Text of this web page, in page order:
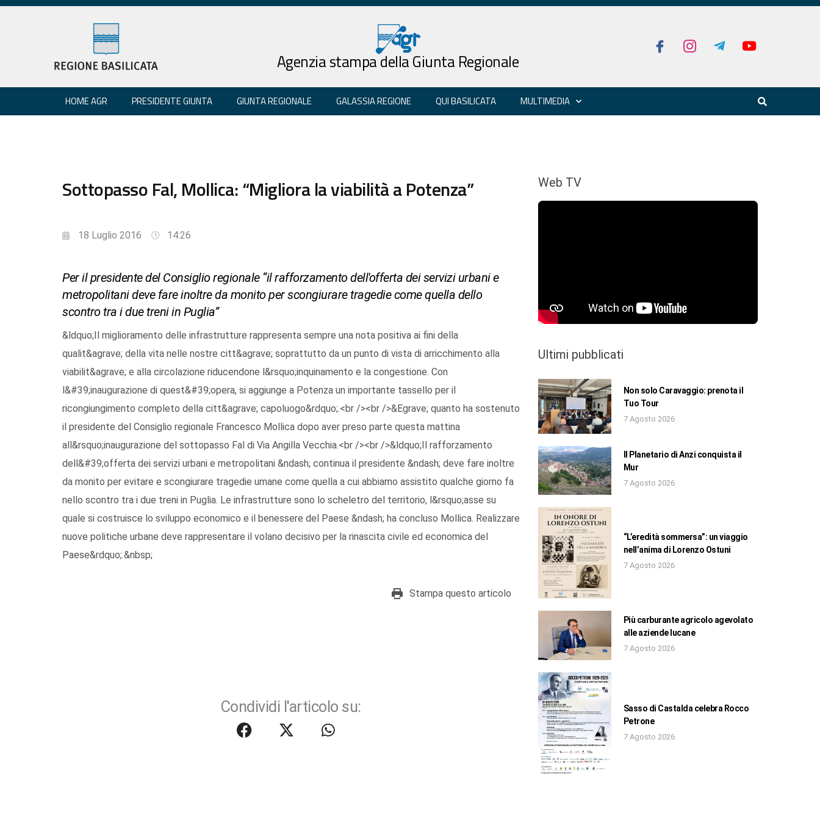
Agenzia stampa della Giunta Regionale
HOME AGR PRESIDENTE GIUNTA GIUNTA REGIONALE GALASSIA REGIONE QUI BASILICATA MULTIMEDIA
Sottopasso Fal, Mollica: “Migliora la viabilità a Potenza”
18 Luglio 2016 14:26
Per il presidente del Consiglio regionale “il rafforzamento dell'offerta dei servizi urbani e
metropolitani deve fare inoltre da monito per scongiurare tragedie come quella dello
scontro tra i due treni in Puglia”
&ldquo;Il miglioramento delle infrastrutture rappresenta sempre una nota positiva ai fini della
qualit&agrave; della vita nelle nostre citt&agrave; soprattutto da un punto di vista di arricchimento alla
viabilit&agrave; e alla circolazione riducendone l&rsquo;inquinamento e la congestione. Con
l&#39;inaugurazione di quest&#39;opera, si aggiunge a Potenza un importante tassello per il
ricongiungimento completo della citt&agrave; capoluogo&rdquo;.<br /><br />&Egrave; quanto ha sostenuto
il presidente del Consiglio regionale Francesco Mollica dopo aver preso parte questa mattina
all&rsquo;inaugurazione del sottopasso Fal di Via Angilla Vecchia.<br /><br />&ldquo;Il rafforzamento
dell&#39;offerta dei servizi urbani e metropolitani &ndash; continua il presidente &ndash; deve fare inoltre
da monito per evitare e scongiurare tragedie umane come quella a cui abbiamo assistito qualche giorno fa
nello scontro tra i due treni in Puglia. Le infrastrutture sono lo scheletro del territorio, l&rsquo;asse su
quale si costruisce lo sviluppo economico e il benessere del Paese &ndash; ha concluso Mollica. Realizzare
nuove politiche urbane deve rappresentare il volano decisivo per la rinascita civile ed economica del
Paese&rdquo;.&nbsp;
Stampa questo articolo
Condividi l'articolo su:
Web TV
Ultimi pubblicati
Non solo Caravaggio: prenota il
Tuo Tour
7 Agosto 2026
Il Planetario di Anzi conquista il
Mur
7 Agosto 2026
“L’eredità sommersa”: un viaggio
nell’anima di Lorenzo Ostuni
7 Agosto 2026
Più carburante agricolo agevolato
alle aziende lucane
7 Agosto 2026
Sasso di Castalda celebra Rocco
Petrone
7 Agosto 2026